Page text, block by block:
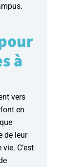
à
vers
en
de leur
C’est